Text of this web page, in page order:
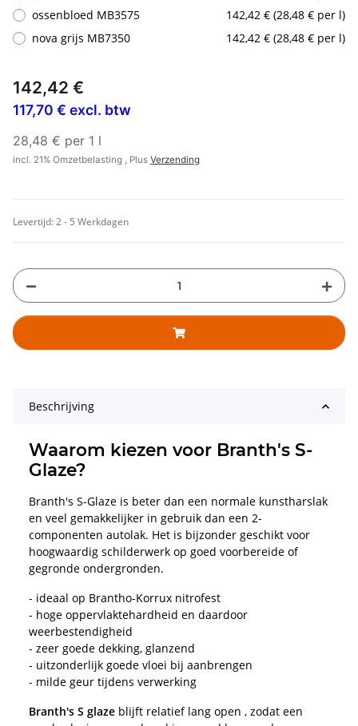
ossenbloed MB3575
142,42 € (28,48 € per l)
nova grijs MB7350
142,42 € (28,48 € per l)
142,42 €
117,70 € excl. btw
28,48 € per 1 l
incl. 21% Omzetbelasting , Plus Verzending
Levertijd:2 - 5 Werkdagen
Beschrijving
Waarom kiezen voor Branth's S-
Glaze?
Branth's S-Glaze is beter dan een normale kunstharslak
en veel gemakkelijker in gebruik dan een 2-
componenten autolak. Het is bijzonder geschikt voor
hoogwaardig schilderwerk op goed voorbereide of
gegronde ondergronden.
- ideaal op Brantho-Korrux nitrofest
- hoge oppervlaktehardheid en daardoor
weerbestendigheid
- zeer goede dekking, glanzend
- uitzonderlijk goede vloei bij aanbrengen
- milde geur tijdens verwerking
Branth's S glaze blijft relatief lang open , zodat een